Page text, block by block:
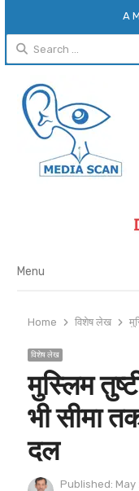
A
Search
for:
Menu
Menu
Home विशेष लेख
विशेष लेख
मुस्लिम
भी सीमा
दल
Published: May